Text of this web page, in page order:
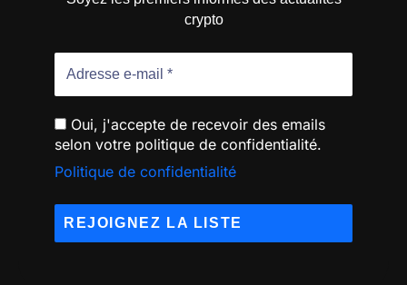
crypto
Oui, j'accepte de recevoir des emails
selon votre politique de confidentialité.
Politique de confidentialité